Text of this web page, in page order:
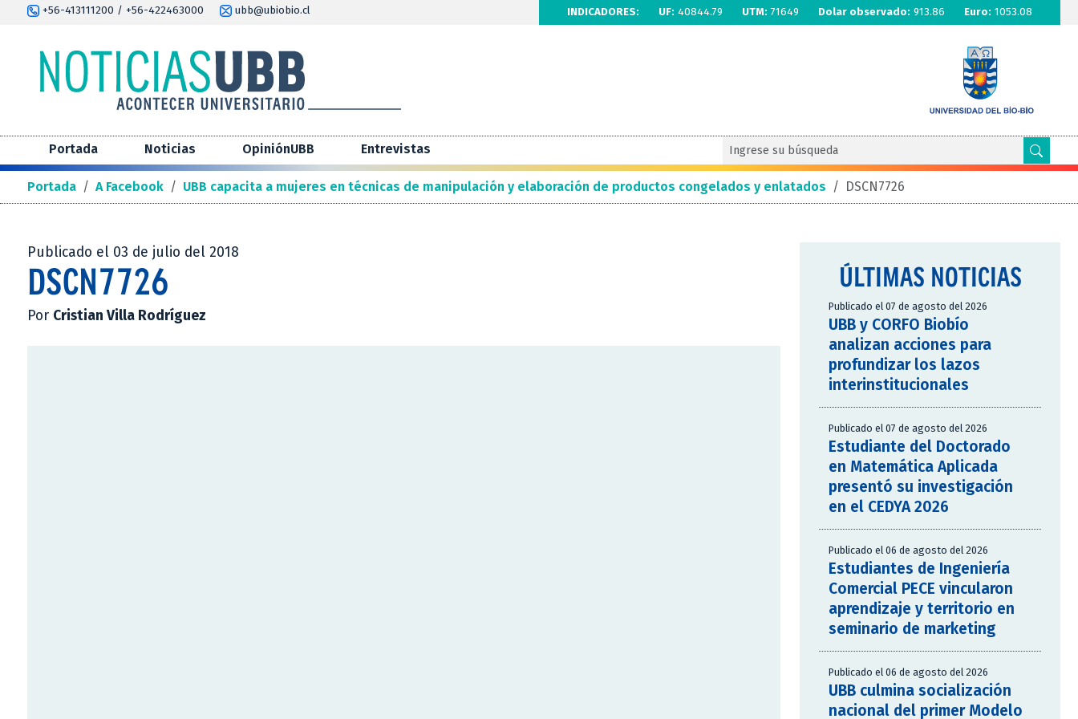
+56-413111200 / +56-422463000 ubb@ubiobio.cl INDICADORES: UF: 40844.79 UTM: 71649 Dolar observado: 913.86 Euro: 1053.08
Portada Noticias OpiniónUBB Entrevistas
Portada / A Facebook / UBB capacita a mujeres en técnicas de manipulación y elaboración de productos congelados y enlatados / DSCN7726
Publicado el 03 de julio del 2018
DSCN7726
Por Cristian Villa Rodríguez
ÚLTIMAS NOTICIAS
Publicado el 07 de agosto del 2026
UBB y CORFO Biobío
analizan acciones para
profundizar los lazos
interinstitucionales
Publicado el 07 de agosto del 2026
Estudiante del Doctorado
en Matemática Aplicada
presentó su investigación
en el CEDYA 2026
Publicado el 06 de agosto del 2026
Estudiantes de Ingeniería
Comercial PECE vincularon
aprendizaje y territorio en
seminario de marketing
Publicado el 06 de agosto del 2026
UBB culmina socialización
nacional del primer Modelo